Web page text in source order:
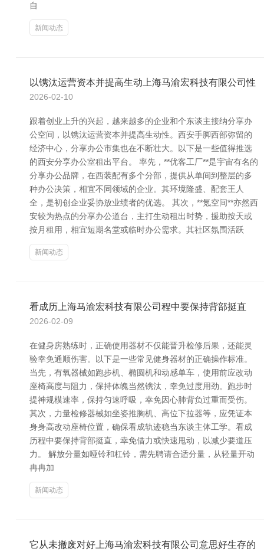
自
新闻动态
以镌汰运营资本并提高生动上海马渝宏科技有限公司性
2026-02-10
跟着创业上升的兴起，越来越多的企业和个东谈主接纳分享办
公空间，以镌汰运营资本并提高生动性。西安手脚西部弥留的
经济中心，分享办公市集也在不断壮大。以下是一些值得推选
的西安分享办公室租出平台。 率先，**优客工厂**是宇宙有名的
分享办公品牌，在西装配有多个分部，提供从单间到整层的多
种办公决策，相宜不同领域的企业。其环境隆盛、配套王人
全，是初创企业妥协放业绩者的优选。 其次，**氪空间**亦然西
安较为热点的分享办公道台，主打生动租出时势，援助按天或
按月租用，相宜短期名堂或临时办公需求。其社区氛围活跃
新闻动态
看成历上海马渝宏科技有限公司程中要保持背部挺直
2026-02-09
在健身房熟练时，正确使用器材不仅能晋升检修后果，还能灵
验幸免通顺伤害。以下是一些常见健身器材的正确操作标准。
当先，有氧器械如跑步机、椭圆机和动感单车，使用前应改动
座椅高度与阻力，保持体魄当然镌汰，幸免过度用劲。跑步时
提神规模速率，保持匀速呼吸，幸免因心肺背负过重而受伤。
其次，力量检修器械如坐姿推胸机、高位下拉器等，应凭证本
身身高改动座椅位置，确保看成轨迹稳当东谈主体工学。看成
历程中要保持背部挺直，幸免借力或快速甩动，以减少要道压
力。 解放分量如哑铃和杠铃，需先聘请合适分量，从轻量开动
冉冉加
新闻动态
它从未撤废对好上海马渝宏科技有限公司意思好生存的